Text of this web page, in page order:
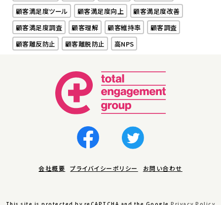
顧客満足度ツール
顧客満足度向上
顧客満足度改善
顧客満足度調査
顧客理解 顧客維持率
顧客調査
顧客離反防止
顧客離脱防止 高NPS
会社概要 プライバイシーポリシー お問い合わせ